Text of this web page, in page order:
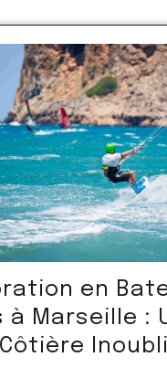
en
à Marseille :